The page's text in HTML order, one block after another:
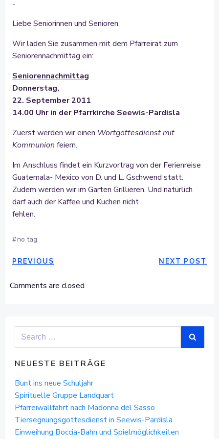
-
Liebe Seniorinnen und Senioren,
Wir laden Sie zusammen mit dem Pfarreirat zum
Seniorennachmittag ein:
Seniorennachmittag
Donnerstag,
22. September 2011
14.00 Uhr in der Pfarrkirche Seewis-Pardisla
Zuerst werden wir einen Wortgottesdienst mit
Kommunion feiern.
Im Anschluss findet ein Kurzvortrag von der Ferienreise
Guatemala- Mexico von D. und L. Gschwend statt.
Zudem werden wir im Garten Grillieren. Und natürlich
darf auch der Kaffee und Kuchen nicht
fehlen.
#no tag
POST
NAVIGATION
PREVIOUS
POSTNEXT POST
Comments are closed
Search
NEUESTE BEITRÄGE
Bunt ins neue Schuljahr
Spirituelle Gruppe Landquart
Pfarreiwallfahrt nach Madonna del Sasso
Tiersegnungsgottesdienst in Seewis-Pardisla
Einweihung Boccia-Bahn und Spielmöglichkeiten